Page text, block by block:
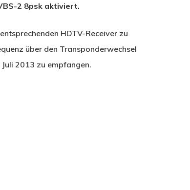
2 8psk aktiviert.
HDTV-Receiver zu
über den Transponderwechsel
2013 zu empfangen.